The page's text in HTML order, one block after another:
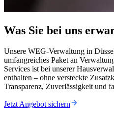
Was Sie bei uns
Unsere WEG-Verwaltung in
umfangreiches Paket an
Services ist bei unserer
enthalten – ohne versteckte
Transparenz, Zuverlässigkeit und
Jetzt Angebot sichern